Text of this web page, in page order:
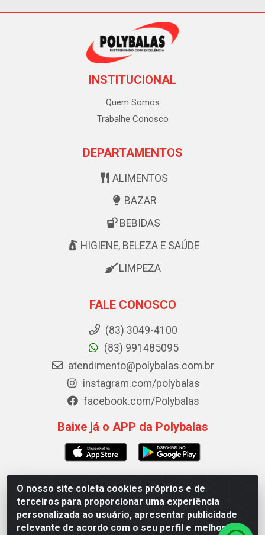
O nosso site coleta cookies próprios e de
terceiros para proporcionar uma experiência
personalizada ao usuário, apresentar publicidade
relevante de acordo com o seu perfil e melhorar a
INSTITUCIONAL
Quem Somos
Trabalhe Conosco
DEPARTAMENTOS
ALIMENTOS
BAZAR
BEBIDAS
HIGIENE, BELEZA E SAÚDE
LIMPEZA
FALE CONOSCO
(83) 3049-4100
(83) 991485095
atendimento@polybalas.com.br
instagram.com/polybalas
facebook.com/Polybalas
Baixe já o APP da Polybalas
Polybalas - Rua João Miguel de Souza, 173 Galpão B -
Ernesto Geisel, João Pessoa/PB - CEP 58.075-075 - CNPJ
00.909.327/0002-61